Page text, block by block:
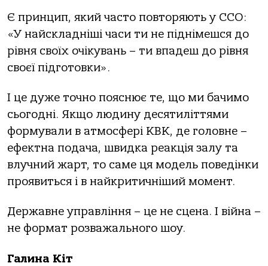
Є принцип, який часто повторяють у ССО:
«У найскладніші часи ти не піднімешся до
рівня своїх очікувань – ти впадеш до рівня
своєї підготовки».
І це дуже точно пояснює те, що ми бачимо
сьогодні. Якщо людину десятиліттями
формували в атмосфері КВК, де головне –
ефектна подача, швидка реакція залу та
влучний жарт, то саме ця модель поведінки
проявиться і в найкритичніший момент.
Державне управління – це не сцена. І війна –
не формат розважального шоу.
Галина Кіт